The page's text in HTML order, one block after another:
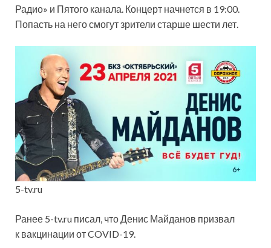
Радио» и Пятого канала. Концерт начнется в 19:00.
Попасть на него смогут зрители старше шести лет.
5-tv.ru
Ранее 5-tv.ru писал, что Денис Майданов призвал
к вакцинации от COVID-19.